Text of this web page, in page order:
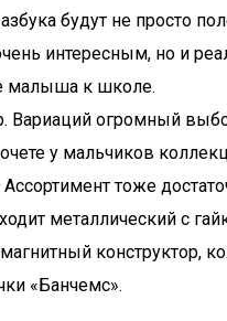
будут не просто
интересным, но и
малыша к школе.
Вариаций огромный
у мальчиков
Ассортимент тоже
металлический с
конструктор,
«Банчемс».